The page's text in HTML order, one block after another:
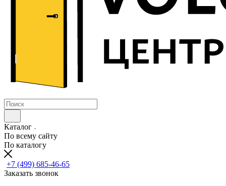
Каталог
По всему сайту
По каталогу
+7 (499) 685-46-65
Заказать звонок